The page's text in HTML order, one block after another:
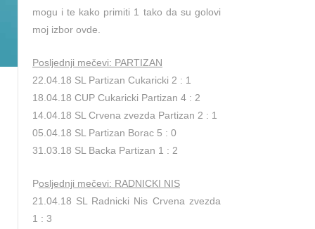
mogu i te kako primiti 1 tako da su golovi
moj izbor ovde.
Posljednji mečevi: PARTIZAN
22.04.18 SL Partizan Cukaricki 2 : 1
18.04.18 CUP Cukaricki Partizan 4 : 2
14.04.18 SL Crvena zvezda Partizan 2 : 1
05.04.18 SL Partizan Borac 5 : 0
31.03.18 SL Backa Partizan 1 : 2
Posljednji mečevi: RADNICKI NIS
21.04.18 SL Radnicki Nis Crvena zvezda
1 : 3